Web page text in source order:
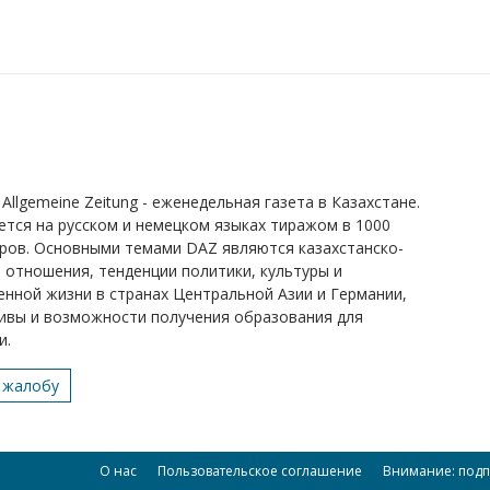
Zeitung - еженедельная газета в Казахстане.
на русском и немецком языках тиражом в 1000
Основными темами DAZ являются казахстанско-
отношения, тенденции политики, культуры и
жизни в странах Центральной Азии и Германии,
и возможности получения образования для
О нас Пользовательское соглашение Внимание: